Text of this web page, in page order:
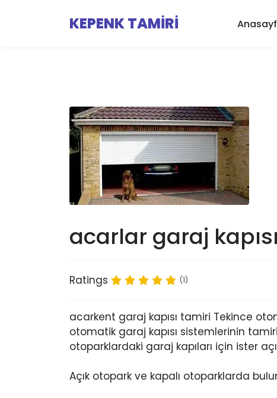
KEPENK TAMİRİ
acarlar garaj
Ratings (1)
acarkent garaj kapısı tamiri Tekince
otomatik garaj kapısı sistemlerinin
otoparklardaki garaj kapıları için ister
Açık otopark ve kapalı otoparklarda